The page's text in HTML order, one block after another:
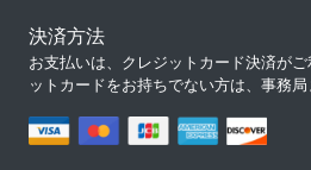
決済方法
お支払いは、クレジットカード決済が
ットカードをお持ちでない方は、事務局